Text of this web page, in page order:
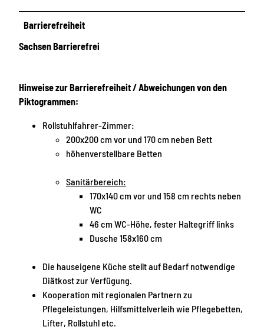
Barrierefreiheit
Sachsen Barrierefrei
Hinweise zur Barrierefreiheit / Abweichungen von den
Piktogrammen:
Rollstuhlfahrer-Zimmer:
200x200 cm vor und 170 cm neben Bett
höhenverstellbare Betten
Sanitärbereich:
170x140 cm vor und 158 cm rechts neben
WC
46 cm WC-Höhe, fester Haltegriff links
Dusche 158x160 cm
Die hauseigene Küche stellt auf Bedarf notwendige
Diätkost zur Verfügung.
Kooperation mit regionalen Partnern zu
Pflegeleistungen, Hilfsmittelverleih wie Pflegebetten,
Lifter, Rollstuhl etc.